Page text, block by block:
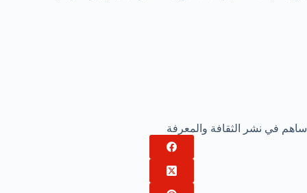
ساهم في نشر الثقافة والمعرفة